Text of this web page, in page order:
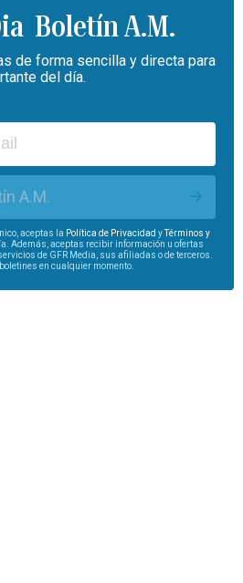
Boletín A.M.
de forma sencilla y directa para
del día.
A.M.
aceptas la Política de Privacidad yTérminos y
Además, aceptas recibir información u ofertas
de GFR Media, sus afiliadas o de terceros.
en cualquier momento.